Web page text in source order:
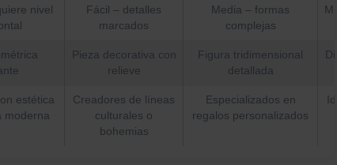
nivel
Fácil – detalles
marcados
Media – formas
complejas
Pieza decorativa con
relieve
Figura tridimensional
detallada
estética
moderna
Creadores de líneas
culturales o
bohemias
Especializados en
regalos personalizados